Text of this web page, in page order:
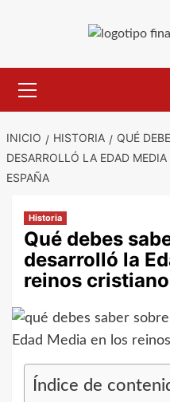
primario
INICIO HISTORIA
QUÉ
DESARROLLÓ LA EDAD
ESPAÑA
Historia
Qué debes
desarrolló la
reinos
Índice de